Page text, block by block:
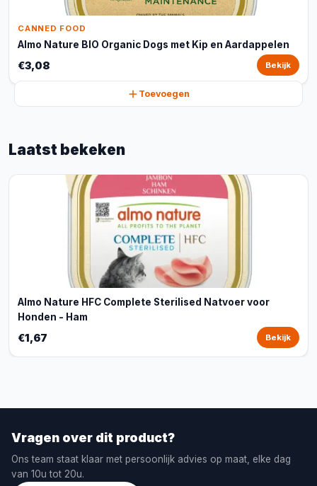
CANNED FOOD
Almo Nature BIO Organic Dogs met Kip en Aardappelen
€3,08 Bekijk
Toevoegen
Laatst bekeken
Almo Nature HFC Complete Sterilised Natvoer voor
Honden - Ham
€1,67 Bekijk
Vragen over dit product?
Ons team staat klaar met persoonlijk advies op maat, elke dag
van 10u tot 20u.